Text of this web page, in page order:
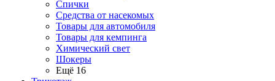
Спички
Средства от насекомых
Товары для автомобиля
Товары для кемпинга
Химический свет
Шокеры
Ещё 16